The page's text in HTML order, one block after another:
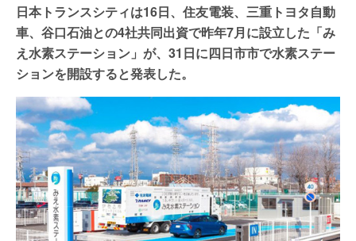
日本トランスシティは16日、住友電装、三重トヨタ自動
車、谷口石油との4社共同出資で昨年7月に設立した「み
え水素ステーション」が、31日に四日市市で水素ステー
ションを開設すると発表した。